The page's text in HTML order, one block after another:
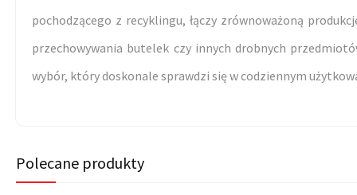
pochodzącego z recyklingu, łączy zrównoważoną
przechowywania butelek czy innych drobnych
wybór, który doskonale sprawdzi się w codziennym
Polecane produkty